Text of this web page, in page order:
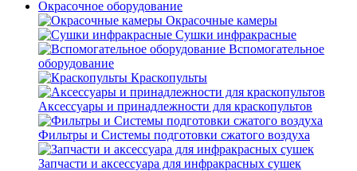
Окрасочное оборудование
Окрасочные камеры
Сушки инфракрасные
Вспомогательное
оборудование
Краскопульты
Аксессуары и принадлежности для краскопультов
Фильтры и Системы подготовки сжатого воздуха
Запчасти и аксессуара для инфракрасных сушек